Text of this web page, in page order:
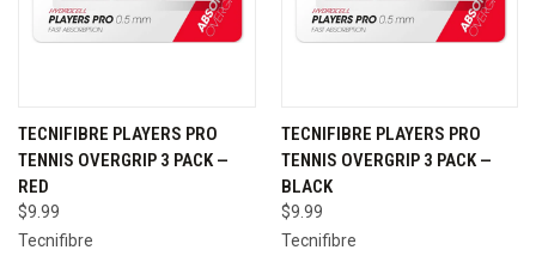
TECNIFIBRE PLAYERS PRO
TENNIS OVERGRIP 3 PACK —
RED
$9.99
Tecnifibre
TECNIFIBRE PLAYERS PRO
TENNIS OVERGRIP 3 PACK —
BLACK
$9.99
Tecnifibre